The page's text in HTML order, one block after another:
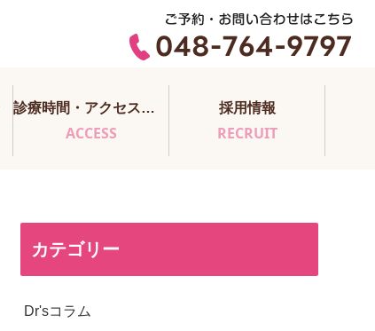
診療時間・アクセス・医師担当表
ACCESS
採用情報
RECRUIT
カテゴリー
Dr'sコラム